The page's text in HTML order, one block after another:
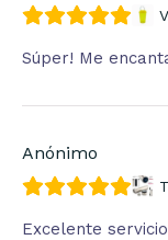
Súper! Me
Anónimo
Excelente